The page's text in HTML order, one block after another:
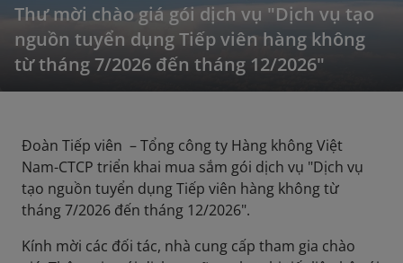
Thư mời chào giá gói dịch vụ "Dịch vụ tạo
nguồn tuyển dụng Tiếp viên hàng không
từ tháng 7/2026 đến tháng 12/2026"
Đoàn Tiếp viên – Tổng công ty Hàng không Việt
Nam-CTCP triển khai mua sắm gói dịch vụ "Dịch vụ
tạo nguồn tuyển dụng Tiếp viên hàng không từ
tháng 7/2026 đến tháng 12/2026".
Kính mời các đối tác, nhà cung cấp tham gia chào